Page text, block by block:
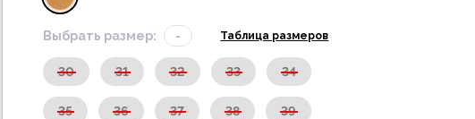
Выбрать размер: - Таблица размеров
30 31 32 33 34
35 36 37 38 39